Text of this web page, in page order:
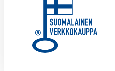
tmlmvi","meta_query":
data-original-query-
data-max-
end="10">